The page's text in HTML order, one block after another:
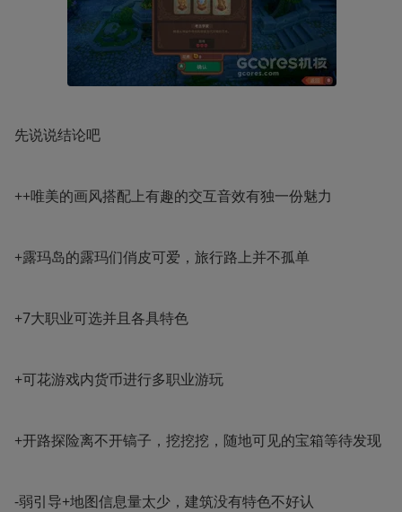
先说说结论吧
++唯美的画风搭配上有趣的交互音效有独一份魅力
+露玛岛的露玛们俏皮可爱，旅行路上并不孤单
+7大职业可选并且各具特色
+可花游戏内货币进行多职业游玩
+开路探险离不开镐子，挖挖挖，随地可见的宝箱等待发现
-弱引导+地图信息量太少，建筑没有特色不好认